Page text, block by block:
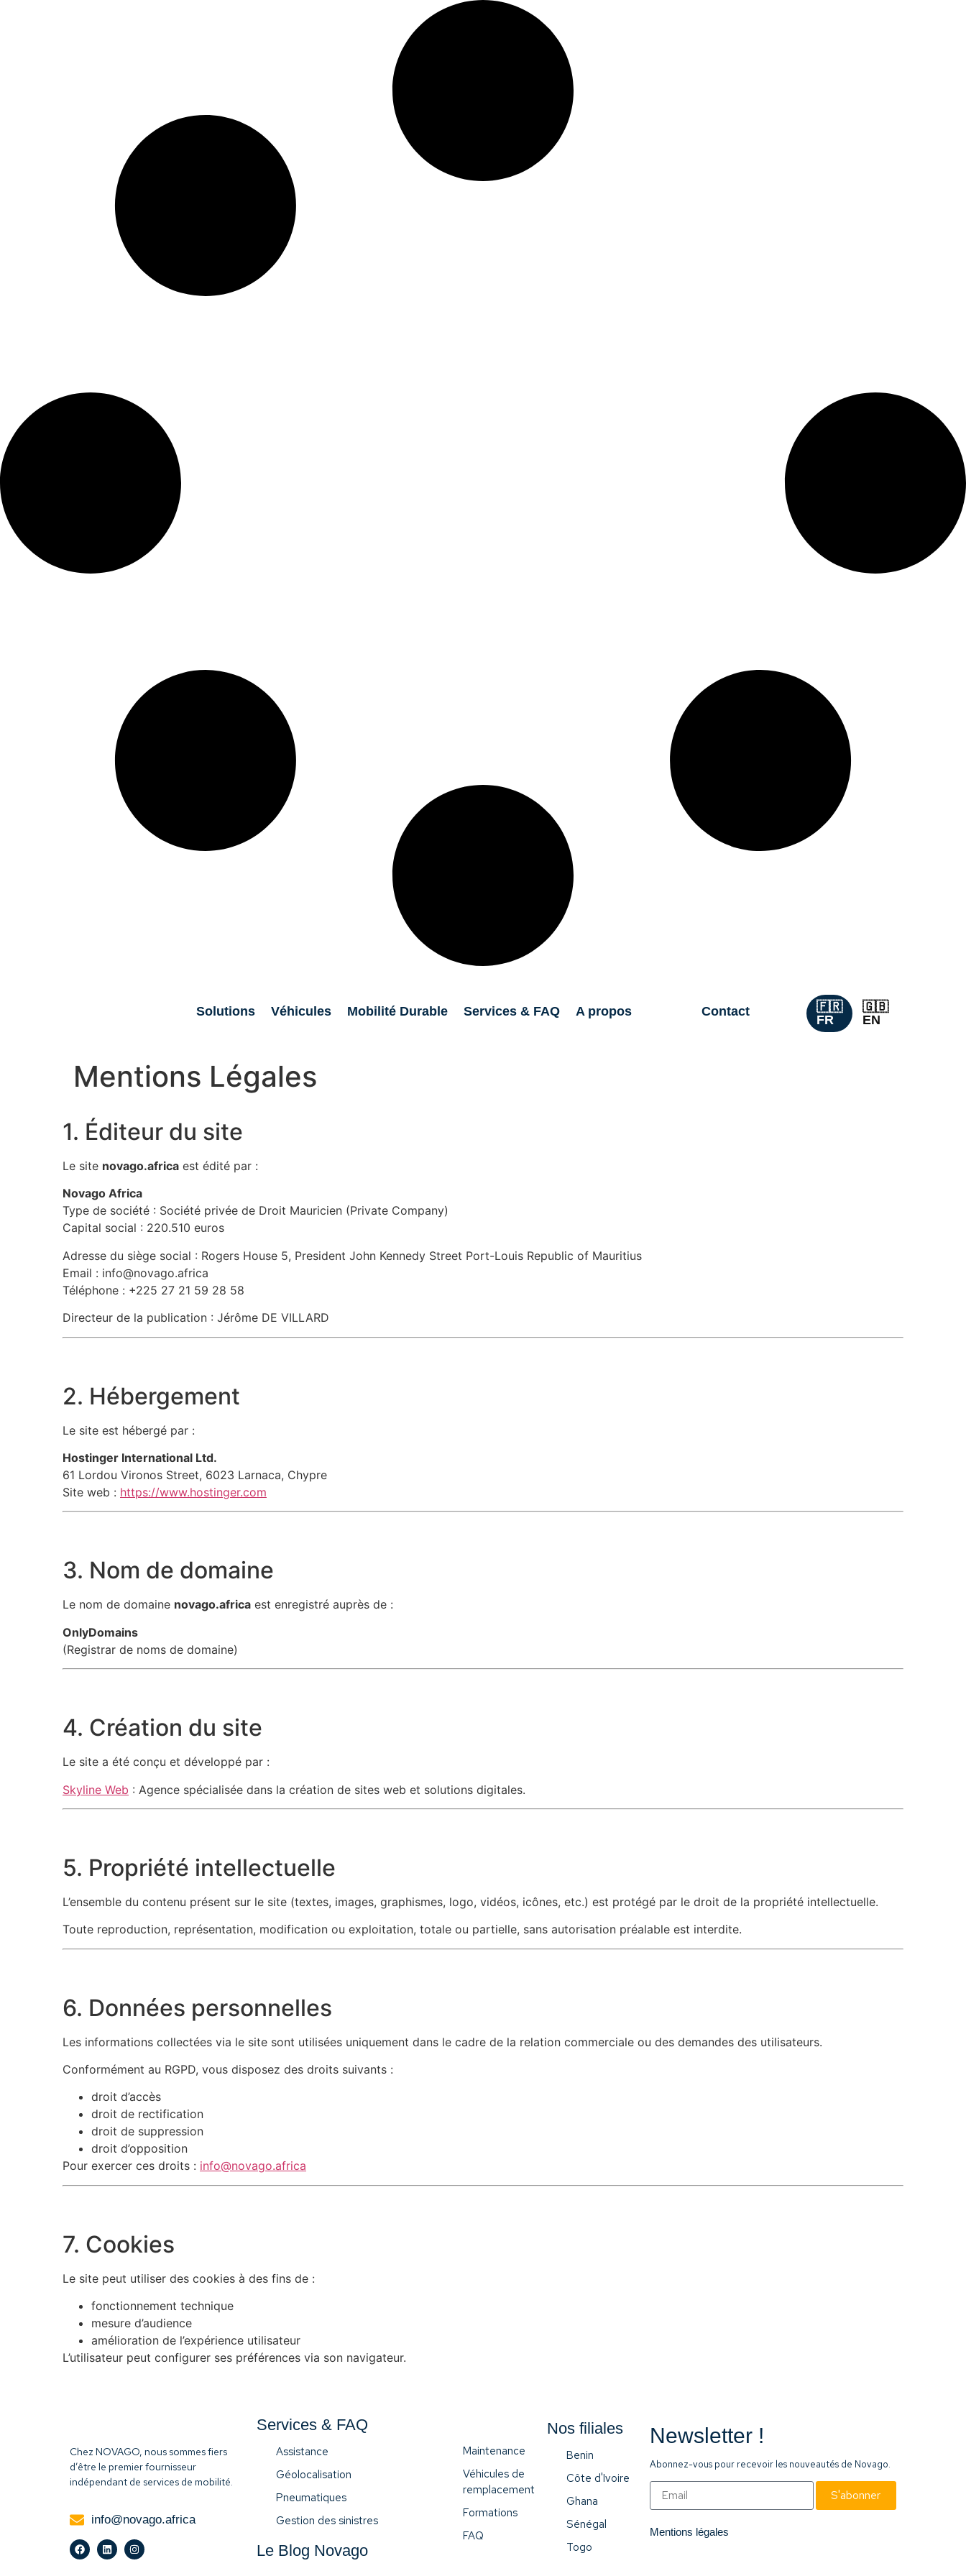
Solutions Véhicules Mobilité Durable Services & FAQ A propos Contact
🇫🇷
FR
🇬🇧
EN
Mentions Légales
1. Éditeur du site
Le site novago.africa est édité par :
Novago Africa
Type de société : Société privée de Droit Mauricien (Private Company)
Capital social : 220.510 euros
Adresse du siège social : Rogers House 5, President John Kennedy Street Port-Louis Republic of Mauritius
Email : info@novago.africa
Téléphone : +225 27 21 59 28 58
Directeur de la publication : Jérôme DE VILLARD
2. Hébergement
Le site est hébergé par :
Hostinger International Ltd.
61 Lordou Vironos Street, 6023 Larnaca, Chypre
Site web : https://www.hostinger.com
3. Nom de domaine
Le nom de domaine novago.africa est enregistré auprès de :
OnlyDomains
(Registrar de noms de domaine)
4. Création du site
Le site a été conçu et développé par :
Skyline Web : Agence spécialisée dans la création de sites web et solutions digitales.
5. Propriété intellectuelle
L’ensemble du contenu présent sur le site (textes, images, graphismes, logo, vidéos, icônes, etc.) est protégé par le droit de la propriété intellectuelle.
Toute reproduction, représentation, modification ou exploitation, totale ou partielle, sans autorisation préalable est interdite.
6. Données personnelles
Les informations collectées via le site sont utilisées uniquement dans le cadre de la relation commerciale ou des demandes des utilisateurs.
Conformément au RGPD, vous disposez des droits suivants :
droit d’accès
droit de rectification
droit de suppression
droit d’opposition
Pour exercer ces droits : info@novago.africa
7. Cookies
Le site peut utiliser des cookies à des fins de :
fonctionnement technique
mesure d’audience
amélioration de l’expérience utilisateur
L’utilisateur peut configurer ses préférences via son navigateur.
Chez NOVAGO, nous sommes fiers
d’être le premier fournisseur
indépendant de services de mobilité.
info@novago.africa
Services & FAQ
Assistance
Géolocalisation
Pneumatiques
Gestion des sinistres
Le Blog Novago
Maintenance
Véhicules de
remplacement
Formations
FAQ
Nos filiales
Benin
Côte d'Ivoire
Ghana
Sénégal
Togo
Newsletter !
Abonnez-vous pour recevoir les nouveautés de Novago.
S'abonner
Mentions légales